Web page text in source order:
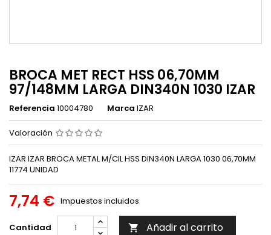
BROCA MET RECT HSS 06,70MM
97/148MM LARGA DIN340N 1030 IZAR
Referencia 10004780 Marca IZAR
Valoración
IZAR IZAR BROCA METAL M/CIL HSS DIN340N LARGA 1030 06,70MM
11774 UNIDAD
7,74 € Impuestos incluidos
Cantidad  Añadir al carrito